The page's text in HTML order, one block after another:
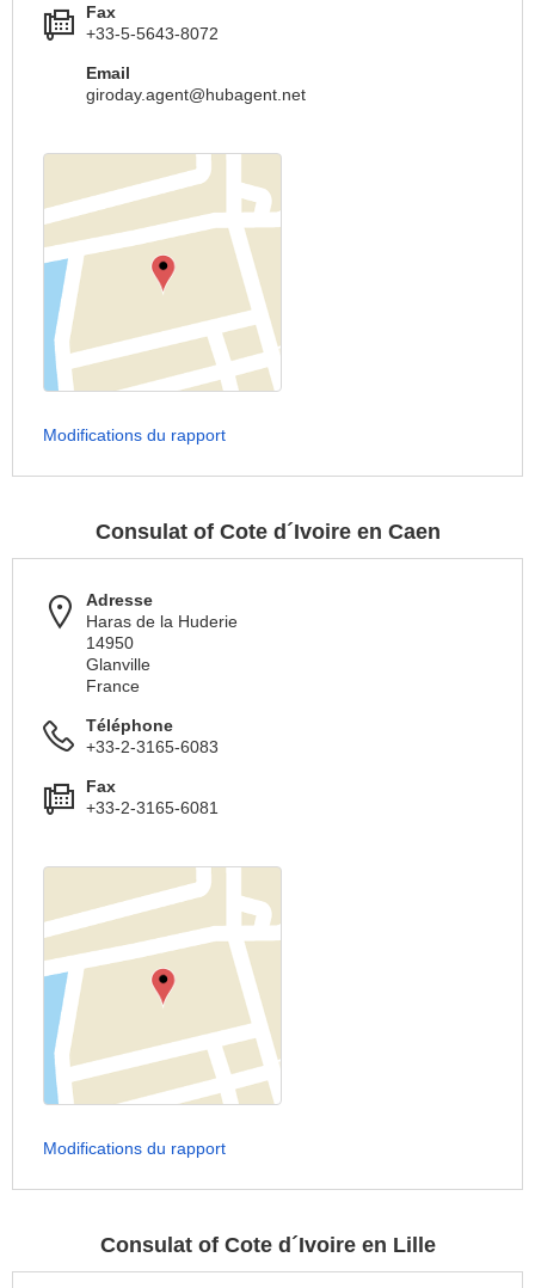
Fax
+33-5-5643-8072
Email
giroday.agent@hubagent.net
Modifications du rapport
Consulat of Cote d´Ivoire en Caen
Adresse
Haras de la Huderie
14950
Glanville
France
Téléphone
+33-2-3165-6083
Fax
+33-2-3165-6081
Modifications du rapport
Consulat of Cote d´Ivoire en Lille